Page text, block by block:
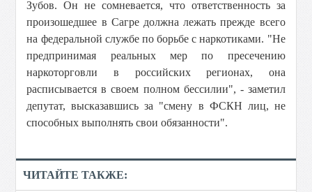
Зубов. Он не сомневается, что ответственность за
произошедшее в Сагре должна лежать прежде всего
на федеральной службе по борьбе с наркотиками. "Не
предпринимая реальных мер по пресечению
наркоторговли в российских регионах, она
расписывается в своем полном бессилии", - заметил
депутат, высказавшись за "смену в ФСКН лиц, не
способных выполнять свои обязанности".
ЧИТАЙТЕ ТАКЖЕ: